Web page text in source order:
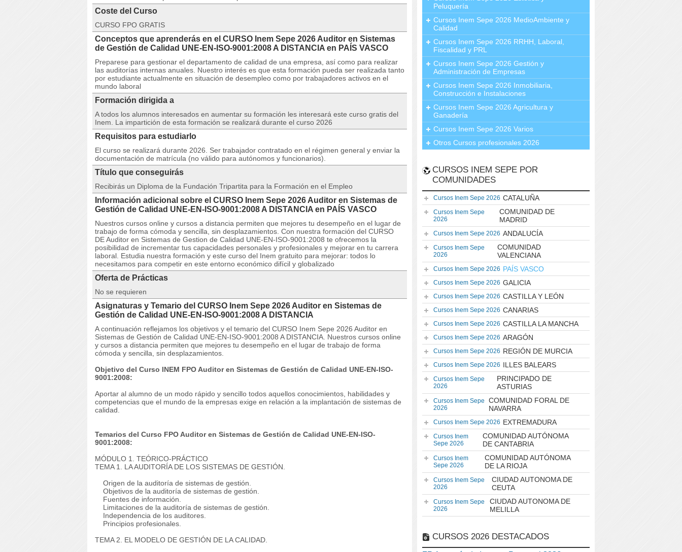
Coste del Curso
CURSO FPO GRATIS
Conceptos que aprenderás en el CURSO Inem Sepe 2026 Auditor en Sistemas
de Gestión de Calidad UNE-EN-ISO-9001:2008 A DISTANCIA en PAÍS VASCO
Preparese para gestionar el departamento de calidad de una empresa, así como para realizar
las auditorías internas anuales. Nuestro interés es que esta formación pueda ser realizada tanto
por estudiante actualmente en situación de desempleo como por trabajadores activos en el
mundo laboral
Formación dirigida a
A todos los alumnos interesados en aumentar su formación les interesará este curso gratis del
Inem. La impartición de esta formación se realizará durante el curso 2026
Requisitos para estudiarlo
El curso se realizará durante 2026. Ser trabajador contratado en el régimen general y enviar la
documentación de matrícula (no válido para autónomos y funcionarios).
Título que conseguirás
Recibirás un Diploma de la Fundación Tripartita para la Formación en el Empleo
Información adicional sobre el CURSO Inem Sepe 2026 Auditor en Sistemas de
Gestión de Calidad UNE-EN-ISO-9001:2008 A DISTANCIA en PAÍS VASCO
Nuestros cursos online y cursos a distancia permiten que mejores tu desempeño en el lugar de
trabajo de forma cómoda y sencilla, sin desplazamientos. Con nuestra formación del CURSO
DE Auditor en Sistemas de Gestion de Calidad UNE-EN-ISO-9001:2008 te ofrecemos la
posibilidad de incrementar tus capacidades personales y profesionales y mejorar en tu carrera
laboral. Estudia nuestra formación y este curso del Inem gratuito para mejorar: todos lo
necesitamos para competir en este entorno económico difícil y globalizado
Oferta de Prácticas
No se requieren
Asignaturas y Temario del CURSO Inem Sepe 2026 Auditor en Sistemas de
Gestión de Calidad UNE-EN-ISO-9001:2008 A DISTANCIA
A continuación reflejamos los objetivos y el temario del CURSO Inem Sepe 2026 Auditor en
Sistemas de Gestión de Calidad UNE-EN-ISO-9001:2008 A DISTANCIA. Nuestros cursos online
y cursos a distancia permiten que mejores tu desempeño en el lugar de trabajo de forma
cómoda y sencilla, sin desplazamientos.
Objetivo del Curso INEM FPO Auditor en Sistemas de Gestión de Calidad UNE-EN-ISO-
9001:2008:
Aportar al alumno de un modo rápido y sencillo todos aquellos conocimientos, habilidades y
competencias que el mundo de la empresas exige en relación a la implantación de sistemas de
calidad.
Temarios del Curso FPO Auditor en Sistemas de Gestión de Calidad UNE-EN-ISO-
9001:2008:
MÓDULO 1. TEÓRICO-PRÁCTICO
TEMA 1. LA AUDITORÍA DE LOS SISTEMAS DE GESTIÓN.
Origen de la auditoría de sistemas de gestión.
Objetivos de la auditoría de sistemas de gestión.
Fuentes de información.
Limitaciones de la auditoría de sistemas de gestión.
Independencia de los auditores.
Principios profesionales.
TEMA 2. EL MODELO DE GESTIÓN DE LA CALIDAD.
Peluquería
Cursos Inem Sepe 2026 MedioAmbiente y
Calidad
Cursos Inem Sepe 2026 RRHH, Laboral,
Fiscalidad y PRL
Cursos Inem Sepe 2026 Gestión y
Administración de Empresas
Cursos Inem Sepe 2026 Inmobiliaria,
Construcción e Instalaciones
Cursos Inem Sepe 2026 Agricultura y
Ganadería
Cursos Inem Sepe 2026 Varios
Otros Cursos profesionales 2026
CURSOS INEM SEPE POR
COMUNIDADES
Cursos Inem Sepe 2026 CATALUÑA
Cursos Inem Sepe
2026
COMUNIDAD DE
MADRID
Cursos Inem Sepe 2026 ANDALUCÍA
Cursos Inem Sepe
2026
COMUNIDAD
VALENCIANA
Cursos Inem Sepe 2026 PAÍS VASCO
Cursos Inem Sepe 2026 GALICIA
Cursos Inem Sepe 2026 CASTILLA Y LEÓN
Cursos Inem Sepe 2026 CANARIAS
Cursos Inem Sepe 2026 CASTILLA LA MANCHA
Cursos Inem Sepe 2026 ARAGÓN
Cursos Inem Sepe 2026 REGIÓN DE MURCIA
Cursos Inem Sepe 2026 ILLES BALEARS
Cursos Inem Sepe
2026
PRINCIPADO DE
ASTURIAS
Cursos Inem Sepe
2026
COMUNIDAD FORAL DE
NAVARRA
Cursos Inem Sepe 2026 EXTREMADURA
Cursos Inem
Sepe 2026
COMUNIDAD AUTÓNOMA
DE CANTABRIA
Cursos Inem
Sepe 2026
COMUNIDAD AUTÓNOMA
DE LA RIOJA
Cursos Inem Sepe
2026
CIUDAD AUTONOMA DE
CEUTA
Cursos Inem Sepe
2026
CIUDAD AUTONOMA DE
MELILLA
CURSOS 2026 DESTACADOS